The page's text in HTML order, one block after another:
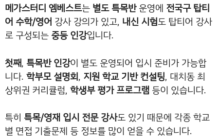
메가스터디 엠베스트는 별도 특목반운영에 전국구 탑티
어 수학/영어 강사 강의가 있고, 내신 시험도 탑티어 강사
로 구성되는 중등 인강입니다.
첫째, 특목반 인강이 별도 운영되어 입시 준비가 가능합
니다. 학부모 설명회, 지원 학교 기반 컨설팅, 대치동 최
상위권 커리큘럼, 학생부 평가 프로그램 등이 있습니다.
특히 특목/영재 입시 전문 강사도 있기 때문에 각종 학교
별 면접 기출문제 등 정보를 많이 얻을 수 있습니다.